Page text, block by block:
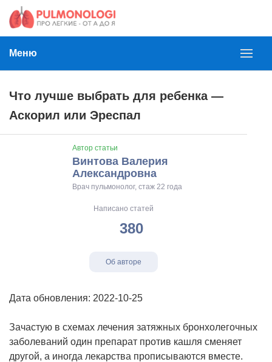
Меню
Что лучше выбрать для ребенка —
Аскорил или Эреспал
Автор статьи
Винтова Валерия
Александровна
Врач пульмонолог, стаж 22 года
Написано статей
380
Об авторе
Дата обновления: 2022-10-25
Зачастую в схемах лечения затяжных бронхолегочных
заболеваний один препарат против кашля сменяет
другой, а иногда лекарства прописываются вместе.